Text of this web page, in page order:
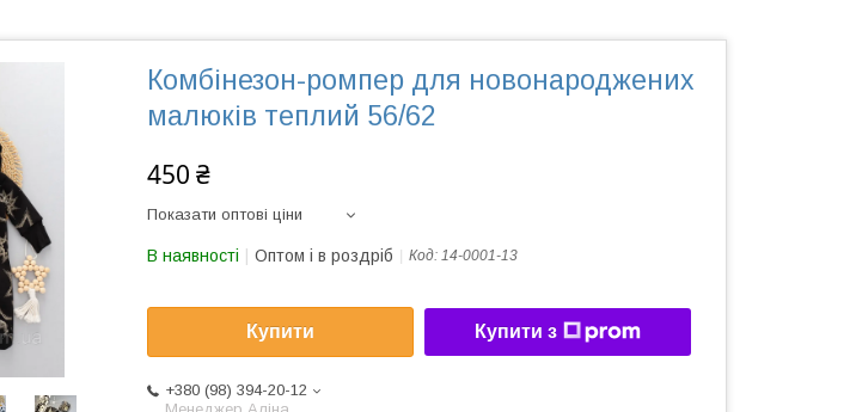
Комбінезон-ромпер для новонароджених
малюків теплий 56/62
450 ₴
Показати оптові ціни
В наявності Оптом і в роздріб Код: 14-0001-13
Купити Купити з
+380 (98) 394-20-12